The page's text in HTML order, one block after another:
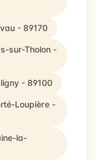
- 89170
sur-Tholon -
- 89100
Loupière -
la-